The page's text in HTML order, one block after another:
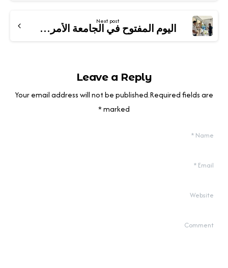
Next post
اليوم المفتوح في الجامعة الأمريكية في بيروت
Leave a Reply
Your email address will not be published.Required fields are
marked *
*
Email
Website